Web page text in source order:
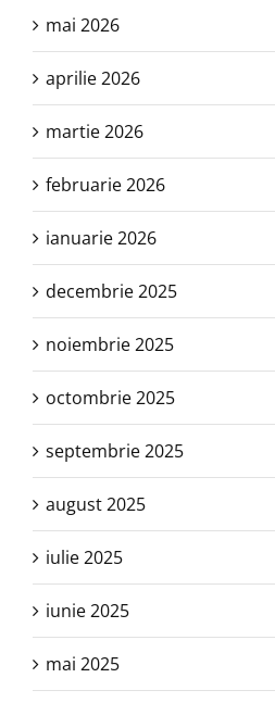
mai 2026
aprilie 2026
martie 2026
februarie 2026
ianuarie 2026
decembrie 2025
noiembrie 2025
octombrie 2025
septembrie 2025
august 2025
iulie 2025
iunie 2025
mai 2025